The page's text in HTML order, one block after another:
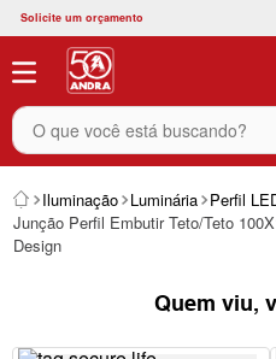
Solicite um orçamento
O que você está buscando?
Iluminação Luminária Perfil
Junção Perfil Embutir Teto/Teto
Design
Quem viu,